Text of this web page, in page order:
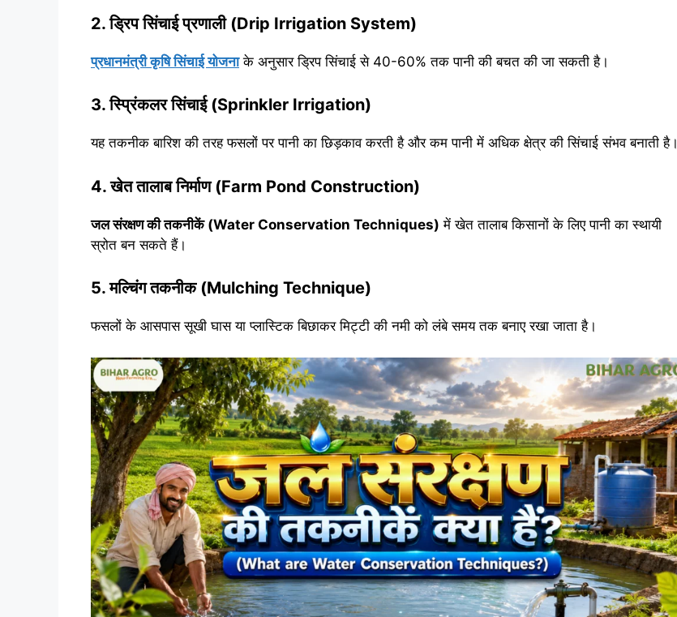
2. ड्रिप सिंचाई प्रणाली (Drip Irrigation System)
प्रधानमंत्री कृषि सिंचाई योजनाके अनुसार ड्रिप सिंचाई से 40-60% तक पानी की बचत की जा सकती है।
3. स्प्रिंकलर सिंचाई (Sprinkler Irrigation)
यह तकनीक बारिश की तरह फसलों पर पानी का छिड़काव करती है और कम पानी में अधिक क्षेत्र की सिंचाई संभव बनाती है।
4. खेत तालाब निर्माण (Farm Pond Construction)
जल संरक्षण की तकनीकें (Water Conservation Techniques) में खेत तालाब किसानों के लिए पानी का स्थायी
स्रोत बन सकते हैं।
5. मल्चिंग तकनीक (Mulching Technique)
फसलों के आसपास सूखी घास या प्लास्टिक बिछाकर मिट्टी की नमी को लंबे समय तक बनाए रखा जाता है।